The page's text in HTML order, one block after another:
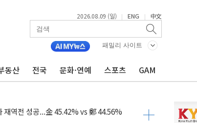
2026.08.09 (일) | ENG | 中文
패밀리 사이트
동산 전국 문화·연예 스포츠 GAM
온 양식장 복구·지원 '총력'
보'...경북도, 호우 피해·통제구간 없어
김민석 당대표 후보